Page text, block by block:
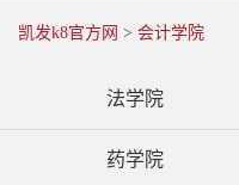
凯发k8官方网 > 会计学院
法学院
药学院